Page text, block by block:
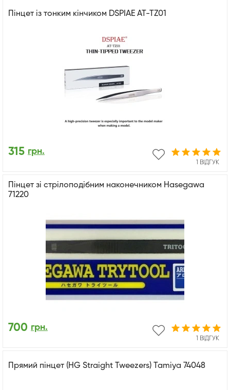
Пінцет із тонким кінчиком DSPIAE AT-TZ01
1 ВІДГУК
315 грн.
Пінцет зі стрілоподібним наконечником Hasegawa
71220
1 ВІДГУК
700 грн.
Прямий пінцет (HG Straight Tweezers) Tamiya 74048